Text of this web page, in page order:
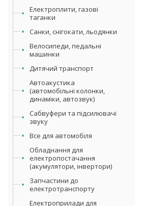
Електроплити, газові
таганки
Санки, снігокати, льодянки
Велосипеди, педальні
машинки
Дитячий транспорт
Автоакустика
(автомобільні колонки,
динаміки, автозвук)
Сабвуфери та підсилювачі
звуку
Все для автомобіля
Обладнання для
електропостачання
(акумулятори, інвертори)
Запчастини до
електротранспорту
Електроприлади для